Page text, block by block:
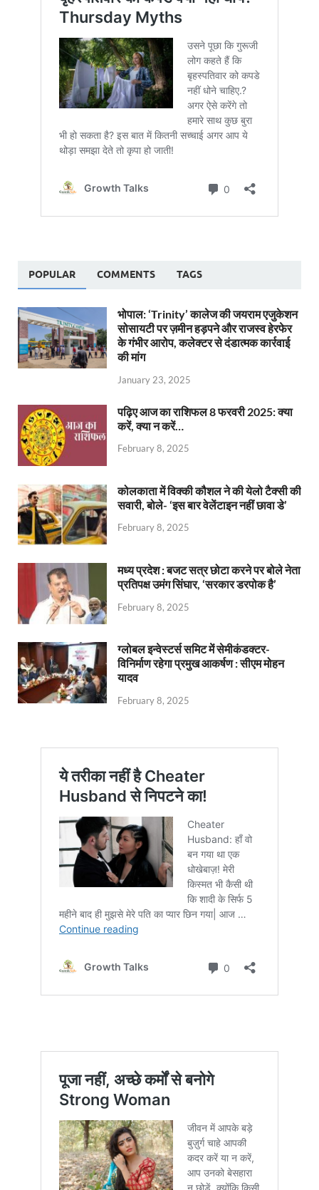
POPULAR COMMENTS TAGS
भोपाल: ‘Trinity’ कालेज की जयराम एजुकेशन
सोसायटी पर ज़मीन हड़पने और राजस्व हेरफेर
के गंभीर आरोप, कलेक्टर से दंडात्मक कार्रवाई
की मांग
January 23, 2025
पढ़िए आज का राशिफल 8 फरवरी 2025: क्या
करें, क्या न करें…
February 8, 2025
कोलकाता में विक्की कौशल ने की येलो टैक्सी की
सवारी, बोले- ‘इस बार वेलेंटाइन नहीं छावा डे’
February 8, 2025
मध्य प्रदेश : बजट सत्र छोटा करने पर बोले नेता
प्रतिपक्ष उमंग सिंघार, ‘सरकार डरपोक है’
February 8, 2025
ग्लोबल इन्वेस्टर्स समिट में सेमीकंडक्टर-
विनिर्माण रहेगा प्रमुख आकर्षण : सीएम मोहन
यादव
February 8, 2025